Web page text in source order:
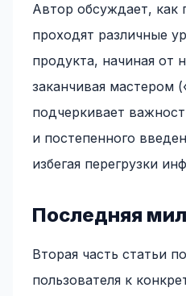
Автор обсуждает, как
проходят различные
продукта, начиная от
заканчивая мастером
подчеркивает
и постепенного
избегая перегрузки
Последняя
Вторая часть статьи
пользователя к